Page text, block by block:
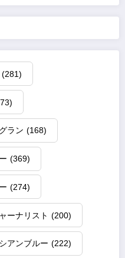
(281)
ラン (168)
(369)
(274)
ーナリスト (200)
アンブルー (222)